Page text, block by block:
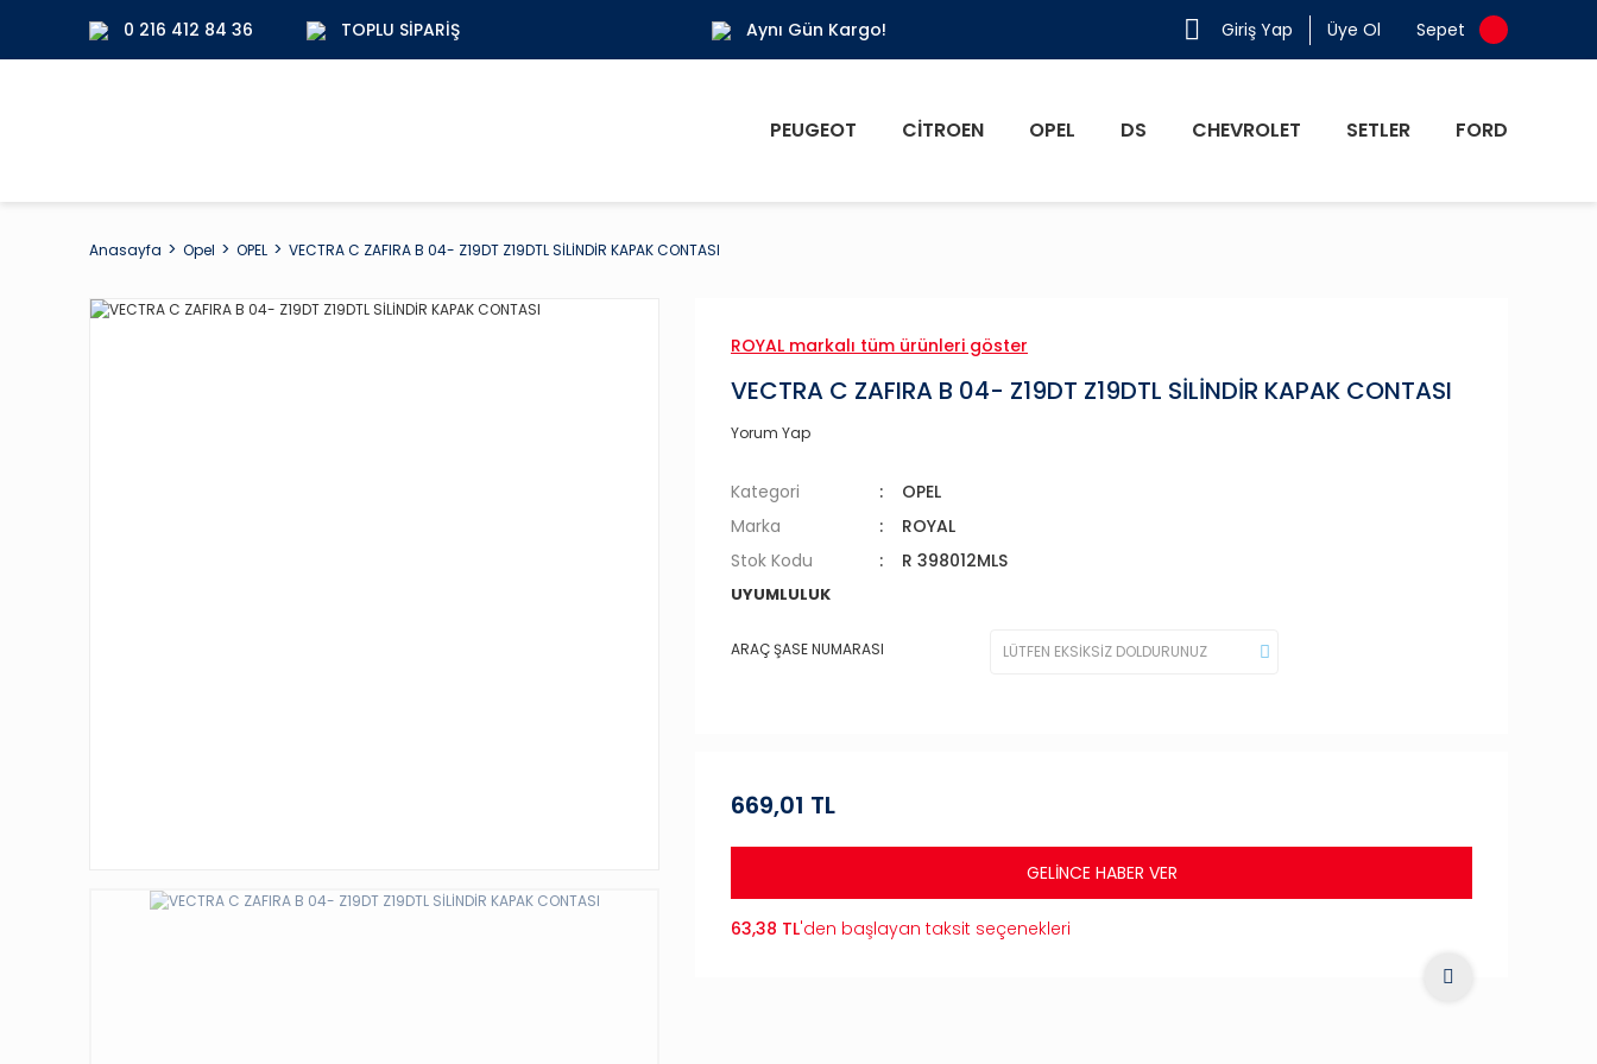
0 216 412 84 36 TOPLU SIPARIŞ Aynı Gün Kargo! Giriş Yap Üye Ol Sepet
PEUGEOT CITROEN OPEL DS CHEVROLET SETLER FORD
Anasayfa Opel OPEL VECTRA C ZAFIRA B 04- Z19DT Z19DTL SİLİNDİR KAPAK CONTASI
ROYAL markalı tüm ürünleri göster
VECTRA C ZAFIRA B 04- Z19DT Z19DTL SİLİNDİR KAPAK CONTASI
Yorum Yap
Kategori
OPEL
Marka
ROYAL
Stok Kodu
R 398012MLS
UYUMLULUK
ARAÇ ŞASE NUMARASI
669,01 TL
GELİNCE HABER VER
63,38 TL'den başlayan taksit seçenekleri